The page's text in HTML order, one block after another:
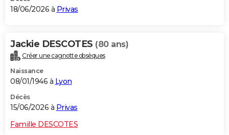
18/06/2026 à Privas
Jackie DESCOTES (80 ans)
Créer une cagnotte obsèques
Naissance
08/01/1946 à Lyon
Décès
15/06/2026 à Privas
Famille DESCOTES